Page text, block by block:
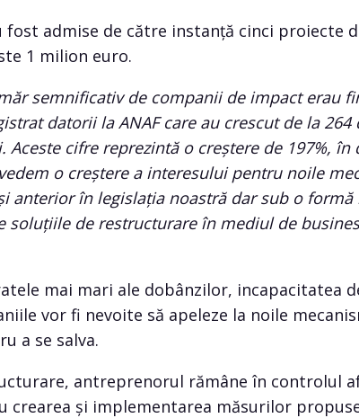
admise de către instanță cinci proiecte
1 milion euro.
semnificativ de companii de impact erau
datorii la ANAF care au crescut de la
cifre reprezintă o creștere de 197%,
o creștere a interesului pentru noile
anterior în legislația noastră dar sub o
soluțiile de restructurare în mediul de
mai mari ale dobânzilor, incapacitatea
vor fi nevoite să apeleze la noile
a se salva.
antreprenorul rămâne în controlul
și implementarea măsurilor